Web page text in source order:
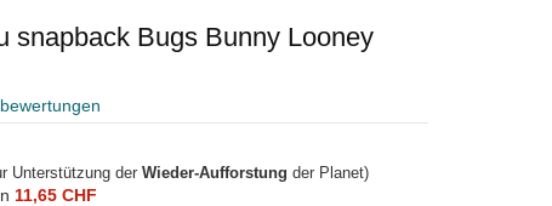
snapback Bugs Bunny Looney
Unterstützung der Wieder-Aufforstung der Planet)
11,65 CHF